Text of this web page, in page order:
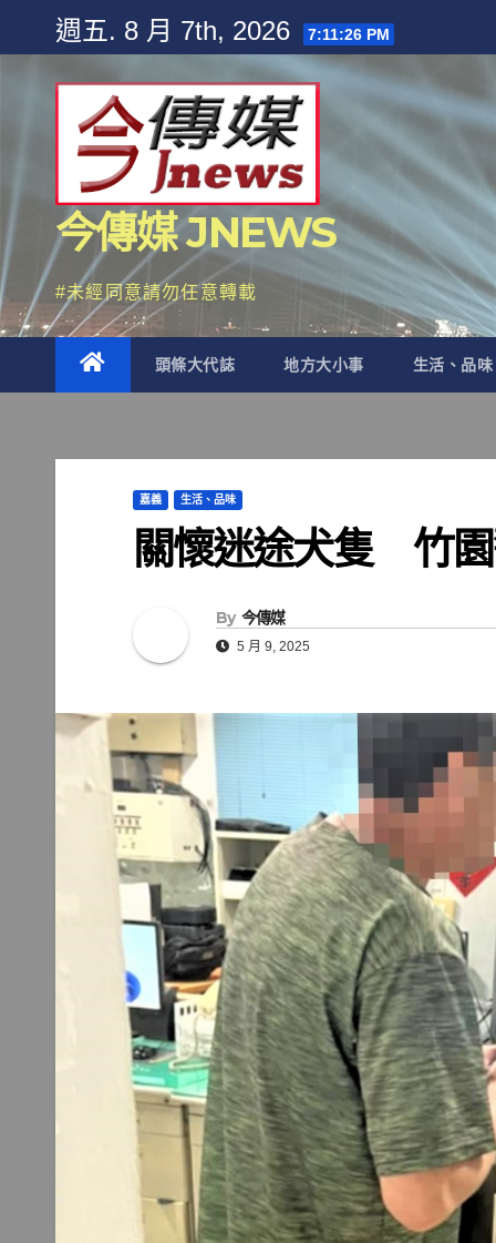
content
週五. 8 月 7th, 2026 7:11:28 PM
今傳媒 JNEWS
#未經同意請勿任意轉載
頭條大代誌 地方大小事 生活、品味
嘉義 生活、品味
關懷迷途犬隻 竹
By 今傳媒
5 月 9, 2025